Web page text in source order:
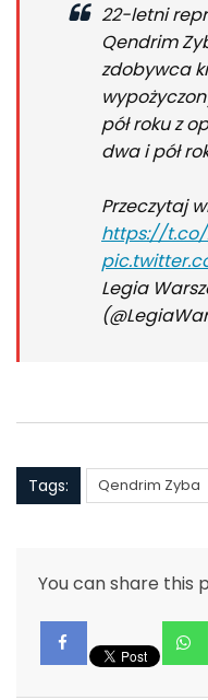
22-letni
Qendrim
zdobywca
pół roku z
dwa i pół
Przeczytaj
https://t.co/
Legia
Tags: Qendrim Zyba
You can share this